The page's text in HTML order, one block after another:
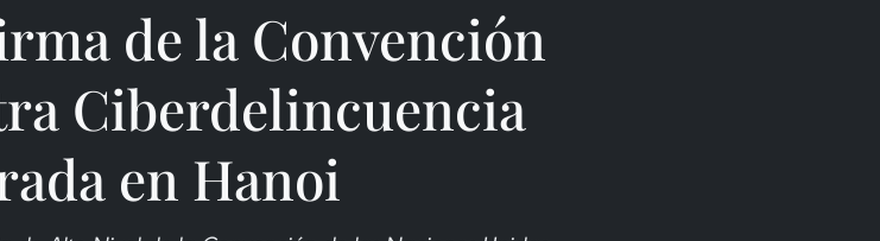
de la Convención
Ciberdelincuencia
en Hanoi